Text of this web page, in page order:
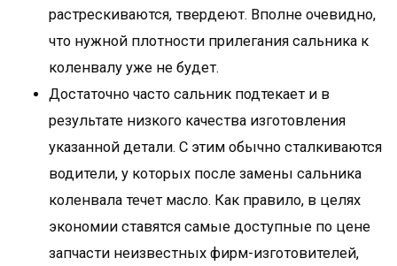
растрескиваются, твердеют. Вполне очевидно,
что нужной плотности прилегания сальника к
коленвалу уже не будет.
Достаточно часто сальник подтекает и в
результате низкого качества изготовления
указанной детали. С этим обычно сталкиваются
водители, у которых после замены сальника
коленвала течет масло. Как правило, в целях
экономии ставятся самые доступные по цене
запчасти неизвестных фирм-изготовителей,